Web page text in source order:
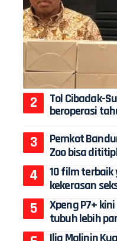
Tol Cibadak-
beroperasi
Pemkot
Zoo bisa
10 film
kekerasan
Xpeng P7+
tubuh lebih